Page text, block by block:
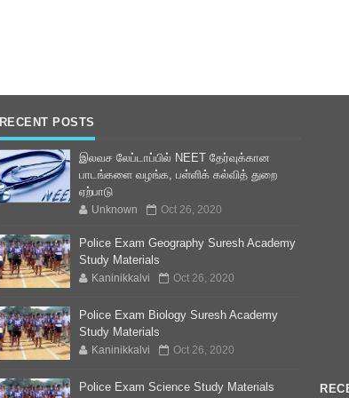
RECENT POSTS
இலவச லேப்டாப்பில் NEET தேர்வுக்கான
பாடங்களை வழங்க, பள்ளிக் கல்வித் துறை
ஏற்பாடு
Unknown Oct 26, 2020
Police Exam Geography Suresh Academy
Study Materials
Kaninikkalvi Oct 26, 2020
Police Exam Biology Suresh Academy
Study Materials
Kaninikkalvi Oct 26, 2020
Police Exam Science Study Materials